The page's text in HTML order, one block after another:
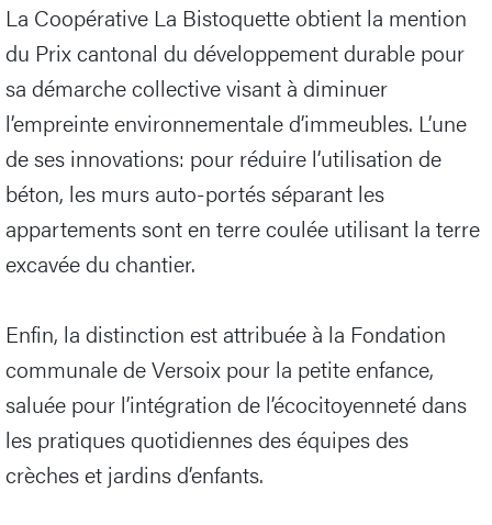
La Coopérative La Bistoquette obtient la mention
du Prix cantonal du développement durable pour
sa démarche collective visant à diminuer
l’empreinte environnementale d’immeubles. L’une
de ses innovations: pour réduire l’utilisation de
béton, les murs auto-portés séparant les
appartements sont en terre coulée utilisant la terre
excavée du chantier.
Enfin, la distinction est attribuée à la Fondation
communale de Versoix pour la petite enfance,
saluée pour l’intégration de l’écocitoyenneté dans
les pratiques quotidiennes des équipes des
crèches et jardins d’enfants.